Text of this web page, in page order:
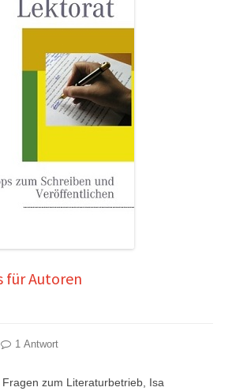
für Autoren
1 Antwort
zum Literaturbetrieb, Isa